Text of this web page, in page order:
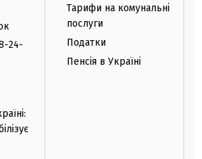
24-
Тарифи на комунальні
послуги
Податки
Пенсія в Україні